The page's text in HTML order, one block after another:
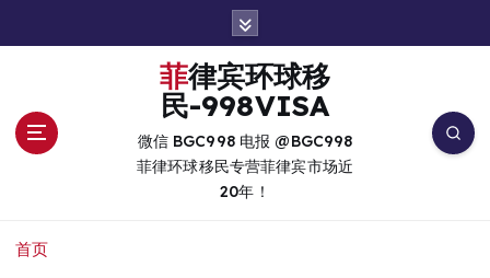
菲律宾环球移
民-998VISA
微信 BGC998 电报 @BGC998
菲律环球移民专营菲律宾市场近
20年！
首页